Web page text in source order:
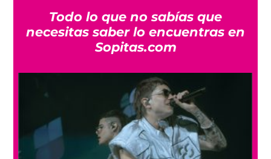
Todo lo que no sabías que
necesitas saber lo encuentras en
Sopitas.com